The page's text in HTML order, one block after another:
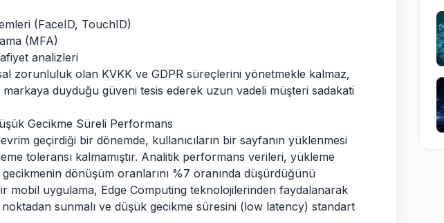
(FaceID, TouchID)
(MFA)
analizleri
zorunluluk olan KVKK ve GDPR süreçlerini yönetmekle kalmaz,
markaya duyduğu güveni tesis ederek uzun vadeli müşteri sadakati
Gecikme Süreli Performans
geçirdiği bir dönemde, kullanıcıların bir sayfanın yüklenmesi
toleransı kalmamıştır. Analitik performans verileri, yükleme
dönüşüm oranlarını %7 oranında düşürdüğünü
mobil uygulama, Edge Computing teknolojilerinden faydalanarak
noktadan sunmalı ve düşük gecikme süresini (low latency) standart